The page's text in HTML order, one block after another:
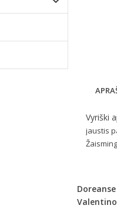
Vyriški
jaustis
Doreanse
Valentino